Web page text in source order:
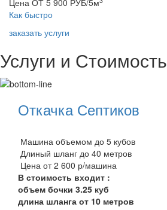
Цена ОТ 5 900 РУБ/5м
Как быстро
заказать услуги
Услуги и Стоимость
Откачка Септиков
Машина объемом до 5 кубов
Длиный шланг до 40 метров
Цена от 2 600 р/машина
В стоимость входит :
объем бочки 3.25 куб
длина шланга от 10 метров